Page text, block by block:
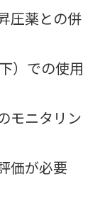
圧薬との併
）での使用
モニタリン
価が必要